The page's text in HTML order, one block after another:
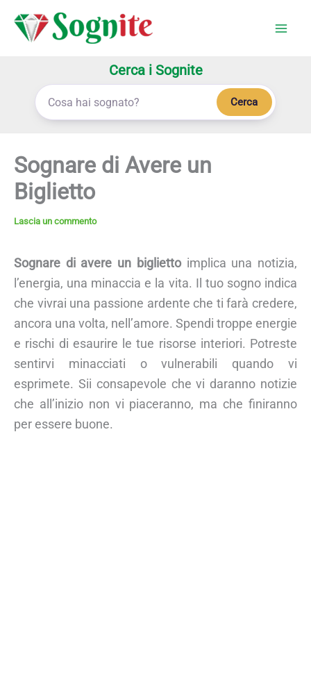
Cerca i Sognite
Cerca
Sognare di Avere un
Biglietto
Lascia un commento
Sognare di avere un bigliettoimplica una notizia,
l’energia, una minaccia e la vita. Il tuo sogno indica
che vivrai una passione ardente che ti farà credere,
ancora una volta, nell’amore. Spendi troppe energie
e rischi di esaurire le tue risorse interiori. Potreste
sentirvi minacciati o vulnerabili quando vi
esprimete. Sii consapevole che vi daranno notizie
che all’inizio non vi piaceranno, ma che finiranno
per essere buone.